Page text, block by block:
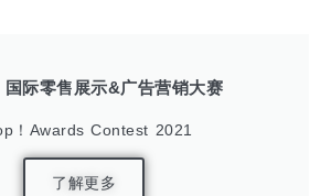
际零售展示&广告营销大赛
！Awards Contest 2021
了解更多